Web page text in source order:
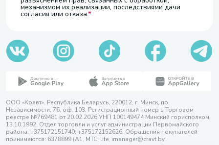
механизмом их реализации, последствиями дачи
согласия или отказа.
ООО «Кравт». Республика Беларусь, 220012, г. Минск, пр.
Независимости, 76, оф. 103. Регистрационный номер в Торговом
реестре №769481 от 20.02.2026 УНП 100149474 Минский горисполком,
13.10.1992. Отдел торговли и услуг администрации Первомайского
района, +375172151740; +375172152626. Обращения покупателей
принимаются: 6378899 (А1, МТС, life, imanager@cravt.by.